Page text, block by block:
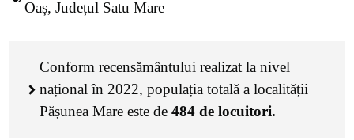
Oaș, Județul Satu Mare
Conform recensământului realizat la nivel
național în 2022, populația totală a localității
Pășunea Mare este de 484 de locuitori.